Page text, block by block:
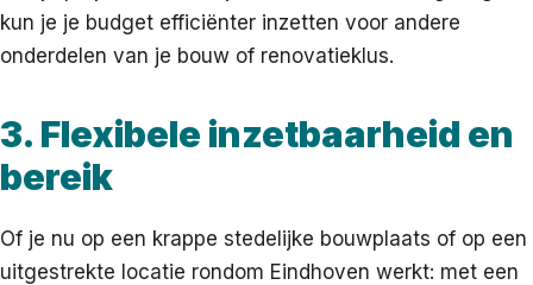
kun je je budget efficiënter inzetten voor andere
onderdelen van je bouw of renovatieklus.
3. Flexibele inzetbaarheid en
bereik
Of je nu op een krappe stedelijke bouwplaats of op een
uitgestrekte locatie rondom Eindhoven werkt: met een